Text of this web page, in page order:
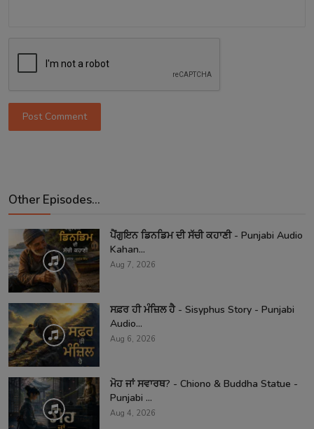
Post Comment
Other Episodes...
ਪੈਂਗੁਇਨ ਡਿਨਡਿਮ ਦੀ ਸੱਚੀ ਕਹਾਣੀ - Punjabi Audio
Kahan...
Aug 7, 2026
ਸਫ਼ਰ ਹੀ ਮੰਜ਼ਿਲ ਹੈ - Sisyphus Story - Punjabi
Audio...
Aug 6, 2026
ਮੋਹ ਜਾਂ ਸਵਾਰਥ? - Chiono & Buddha Statue -
Punjabi ...
Aug 4, 2026